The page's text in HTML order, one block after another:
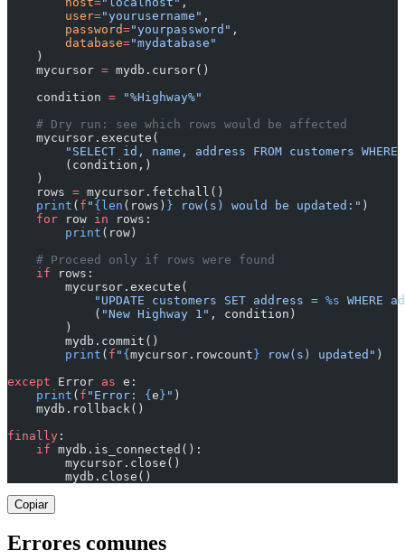
        user
="yourusername" ,
        password
="yourpassword" ,
        database
="mydatabase"
    )
    mycursor
= mydb.cursor()
    condition
= "%Highway%"
    # Dry run: see which rows would be affected
    mycursor.execute(
"SELECT id, name, address FROM customers
        (condition,)
    )
    rows
= mycursor.fetchall()
    print
( f " {len (rows) } row(s) would be updated:" )
    for
row in rows:
        print
(row)
    # Proceed only if rows were found
    if
rows:
        mycursor.execute(
            "UPDATE customers SET address =
%s WHERE
            (
"New Highway 1" , condition)
        )
        mydb.commit()
        print
( f " {mycursor.rowcount} row(s) updated" )
except Error as e:
    print
( f "Error: {e} " )
    mydb.rollback()
finally :
    if
mydb.is_connected():
        mycursor.close()
        mydb.close()
Copiar
Errores comunes